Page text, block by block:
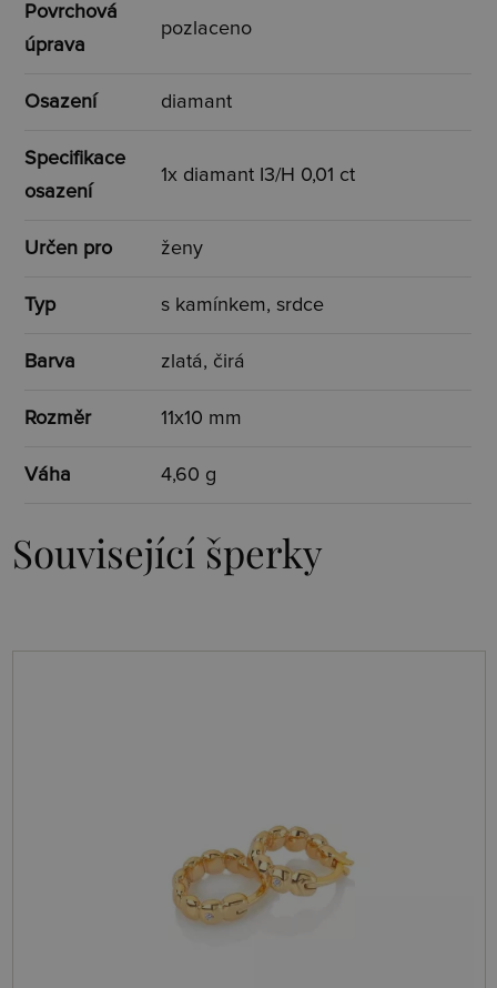
Povrchová
úprava
pozlaceno
Osazení diamant
Specifikace
osazení
1x diamant I3/H 0,01 ct
Určen pro ženy
Typ s kamínkem, srdce
Barva zlatá, čirá
Rozměr 11x10 mm
Váha 4,60 g
Související šperky